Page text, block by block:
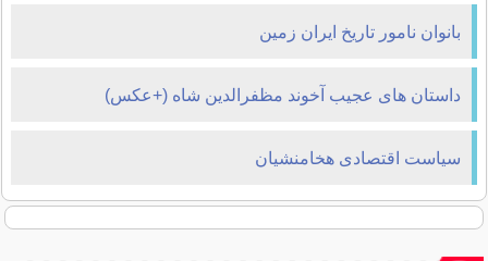
بانوان نامور تاریخ ایران زمین
داستان های عجیب آخوند مظفرالدین شاه (+عکس)
سیاست اقتصادی هخامنشیان